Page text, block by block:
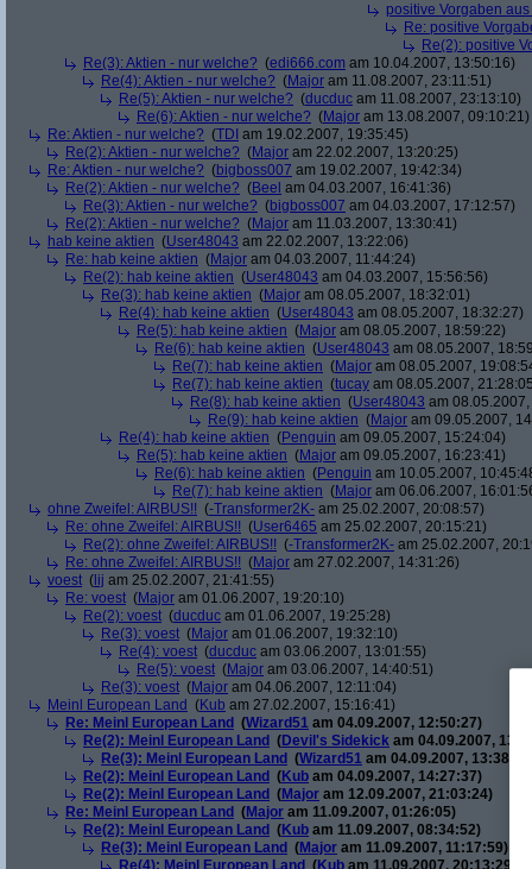
positive Vorgaben
Re: positive
Re(2): positive
Re(3): Aktien - nur welche? (edi666.com am 10.04.2007, 13:50:16)
Re(4): Aktien - nur welche? (Major am 11.08.2007, 23:11:51)
Re(5): Aktien - nur welche? (ducduc am 11.08.2007, 23:13:10)
Re(6): Aktien - nur welche? (Major am 13.08.2007, 09:10:21)
Re: Aktien - nur welche? (TDI am 19.02.2007, 19:35:45)
Re(2): Aktien - nur welche? (Major am 22.02.2007, 13:20:25)
Re: Aktien - nur welche? (bigboss007 am 19.02.2007, 19:42:34)
Re(2): Aktien - nur welche? (Beel am 04.03.2007, 16:41:36)
Re(3): Aktien - nur welche? (bigboss007 am 04.03.2007, 17:12:57)
Re(2): Aktien - nur welche? (Major am 11.03.2007, 13:30:41)
hab keine aktien (User48043 am 22.02.2007, 13:22:06)
Re: hab keine aktien (Major am 04.03.2007, 11:44:24)
Re(2): hab keine aktien (User48043 am 04.03.2007, 15:56:56)
Re(3): hab keine aktien (Major am 08.05.2007, 18:32:01)
Re(4): hab keine aktien (User48043 am 08.05.2007, 18:32:27)
Re(5): hab keine aktien (Major am 08.05.2007, 18:59:22)
Re(6): hab keine aktien (User48043 am 08.05.2007,
Re(7): hab keine aktien (Major am 08.05.2007,
Re(7): hab keine aktien (tucay am 08.05.2007,
Re(8): hab keine aktien (User48043 am
Re(9): hab keine aktien (Major am 09.05.2007,
Re(4): hab keine aktien (Penguin am 09.05.2007, 15:24:04)
Re(5): hab keine aktien (Major am 09.05.2007, 16:23:41)
Re(6): hab keine aktien (Penguin am 10.05.2007,
Re(7): hab keine aktien (Major am 06.06.2007,
ohne Zweifel: AIRBUS!! (-Transformer2K- am 25.02.2007, 20:08:57)
Re: ohne Zweifel: AIRBUS!! (User6465 am 25.02.2007, 20:15:21)
Re(2): ohne Zweifel: AIRBUS!! (-Transformer2K- am 25.02.2007,
Re: ohne Zweifel: AIRBUS!! (Major am 27.02.2007, 14:31:26)
voest ( lij am 25.02.2007, 21:41:55)
Re: voest (Major am 01.06.2007, 19:20:10)
Re(2): voest (ducduc am 01.06.2007, 19:25:28)
Re(3): voest (Major am 01.06.2007, 19:32:10)
Re(4): voest (ducduc am 03.06.2007, 13:01:55)
Re(5): voest (Major am 03.06.2007, 14:40:51)
Re(3): voest (Major am 04.06.2007, 12:11:04)
Meinl European Land (Kub am 27.02.2007, 15:16:41)
Re: Meinl European Land (Wizard51 am 04.09.2007, 12:50:27)
Re(2): Meinl European Land (Devil's Sidekick am 04.09.2007,
Re(3): Meinl European Land (Wizard51 am 04.09.2007,
Re(2): Meinl European Land (Kub am 04.09.2007, 14:27:37)
Re(2): Meinl European Land (Major am 12.09.2007, 21:03:24)
Re: Meinl European Land (Major am 11.09.2007, 01:26:05)
Re(2): Meinl European Land (Kub am 11.09.2007, 08:34:52)
Re(3): Meinl European Land (Major am 11.09.2007, 11:17:59)
Re(4): Meinl European Land (Kub am 11.09.2007, 20:13:29)